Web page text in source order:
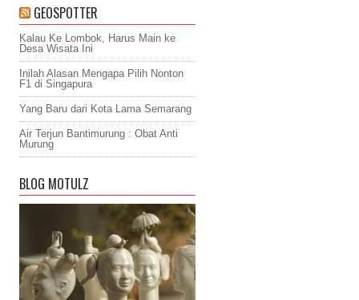
GEOSPOTTER
Kalau Ke Lombok, Harus Main ke
Desa Wisata Ini
Inilah Alasan Mengapa Pilih Nonton
F1 di Singapura
Yang Baru dari Kota Lama Semarang
Air Terjun Bantimurung : Obat Anti
Murung
BLOG MOTULZ